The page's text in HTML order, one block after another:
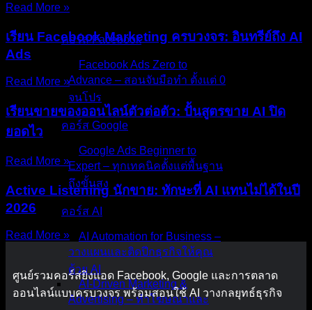
คอร์สทั้งหมด
คอร์ส Facebook
Facebook Ads Zero to
Advance – สอนจับมือทำ ตั้งแต่ 0
จนโปร
คอร์ส Google
Google Ads Beginner to
Expert – ทุกเทคนิคตั้งแต่พื้นฐาน
ถึงขั้นสูง
คอร์ส AI
AI Automation for Business –
วางแผนและติดปีกธุรกิจให้คุณ
ด้วย AI
AI-Driven Marketing &
Advertising – ทำโฆษณาและ
Read More »
เรียน Facebook Marketing ครบวงจร: อินทรีย์ถึง AI
Ads
Read More »
เรียนขายของออนไลน์ตัวต่อตัว: ปั้นสูตรขาย AI ปิด
ยอดไว
Read More »
Active Listening นักขาย: ทักษะที่ AI แทนไม่ได้ในปี
2026
Read More »
ศูนย์รวมคอร์สยิงแอด Facebook, Google และการตลาด
ออนไลน์แบบครบวงจร พร้อมสอนใช้ AI วางกลยุทธ์ธุรกิจ